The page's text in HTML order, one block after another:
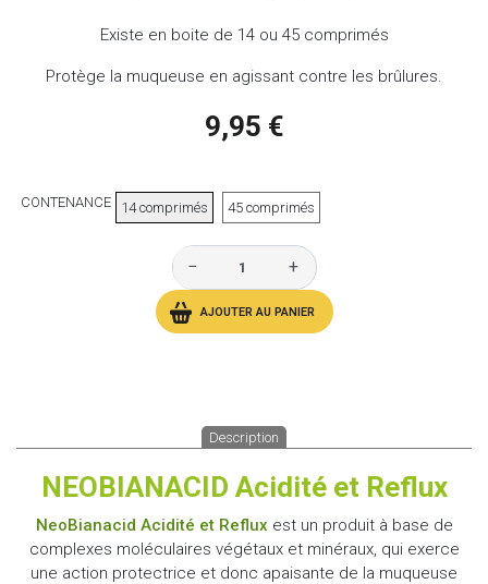
Existe en boite de 14 ou 45 comprimés
Protège la muqueuse en agissant contre les brûlures.
9,95 €
CONTENANCE 14 comprimés 45 comprimés
− +
AJOUTER AU PANIER
Description
NEOBIANACID Acidité et Reflux
NeoBianacid Acidité et Reflux est un produit à base de
complexes moléculaires végétaux et minéraux, qui exerce
une action protectrice et donc apaisante de la muqueuse